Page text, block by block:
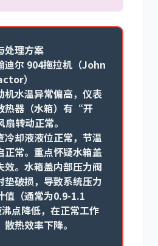
处理方案
迪尔 904拖拉机（John
）
机水温异常偏高，仪表
热器（水箱）有“开
转动正常。
冷却液液位正常，节温
正常。重点怀疑水箱盖
效。水箱盖内部压力阀
垫破损，导致系统压力
值（通常为0.9-1.1
点降低，在正常工作
热效率下降。